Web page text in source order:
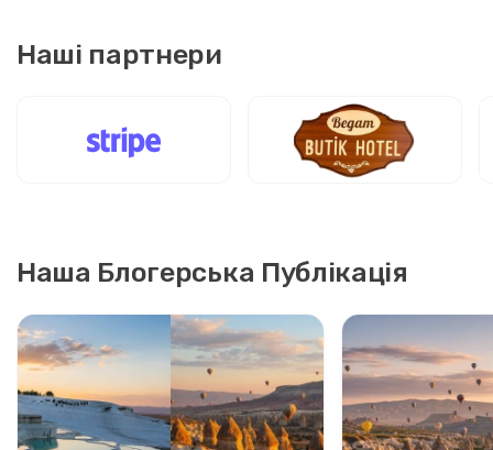
Наші партнери
Наша Блогерська Публікація